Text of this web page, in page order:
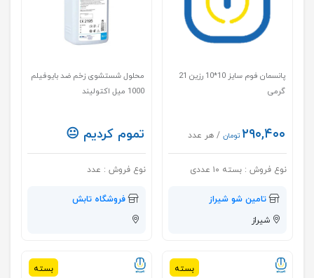
پانسمان فوم سایز 10*10 رزین 21
گرمی
۲۹۰,۴۰۰ تومان / هر عدد
نوع فروش : بسته ۱۰ عددی
تامین شو شیراز
شیراز
محلول شستشوی زخم ضد بايوفيلم
1000 ميل اكتوليند
تموم کردیم 😐
نوع فروش : عدد
فروشگاه تابش
بسته بسته